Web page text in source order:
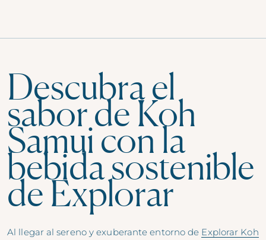
Descubra el
sabor de Koh
Samui con la
bebida sostenible
de Explorar
Al llegar al sereno y exuberante entorno de Explorar Koh